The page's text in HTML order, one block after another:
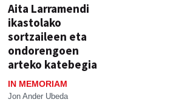
Aita Larramendi
ikastolako
sortzaileen eta
ondorengoen
arteko katebegia
IN MEMORIAM
Jon Ander Ubeda